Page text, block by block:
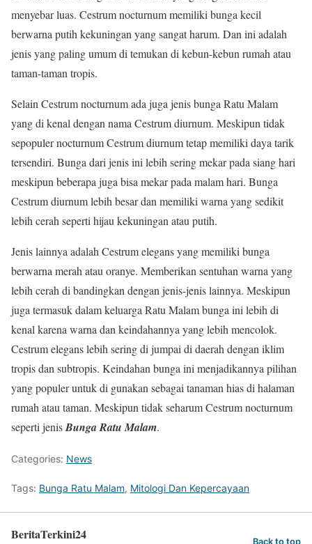
menyebar luas. Cestrum nocturnum memiliki bunga kecil
berwarna putih kekuningan yang sangat harum. Dan ini adalah
jenis yang paling umum di temukan di kebun-kebun rumah atau
taman-taman tropis.
Selain Cestrum nocturnum ada juga jenis bunga Ratu Malam
yang di kenal dengan nama Cestrum diurnum. Meskipun tidak
sepopuler nocturnum Cestrum diurnum tetap memiliki daya tarik
tersendiri. Bunga dari jenis ini lebih sering mekar pada siang hari
meskipun beberapa juga bisa mekar pada malam hari. Bunga
Cestrum diurnum lebih besar dan memiliki warna yang sedikit
lebih cerah seperti hijau kekuningan atau putih.
Jenis lainnya adalah Cestrum elegans yang memiliki bunga
berwarna merah atau oranye. Memberikan sentuhan warna yang
lebih cerah di bandingkan dengan jenis-jenis lainnya. Meskipun
juga termasuk dalam keluarga Ratu Malam bunga ini lebih di
kenal karena warna dan keindahannya yang lebih mencolok.
Cestrum elegans lebih sering di jumpai di daerah dengan iklim
tropis dan subtropis. Keindahan bunga ini menjadikannya pilihan
yang populer untuk di gunakan sebagai tanaman hias di halaman
rumah atau taman. Meskipun tidak seharum Cestrum nocturnum
seperti jenisBunga Ratu Malam.
Categories: News
Tags: Bunga Ratu Malam, Mitologi Dan Kepercayaan
BeritaTerkini24 Back to top